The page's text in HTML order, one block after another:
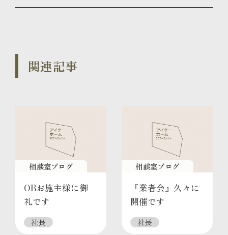
関連記事
相談室ブログ
OBお施主様に御
礼です
社長
相談室ブログ
『業者会』久々に
開催です
社長